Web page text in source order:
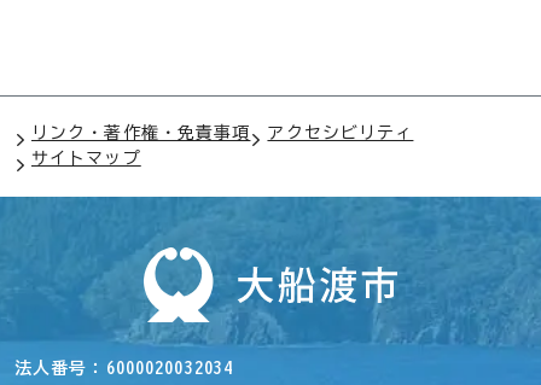
リンク・著作権・免責事項
アクセシビリティ
サイトマップ
法人番号 6000020032034